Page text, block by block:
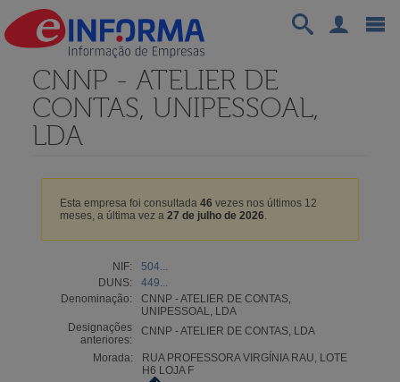
CNNP - ATELIER DE
CONTAS, UNIPESSOAL,
LDA
Esta empresa foi consultada 46 vezes nos últimos 12
meses, a última vez a 27 de julho de 2026.
NIF:
504...
DUNS:
449...
Denominação:
CNNP - ATELIER DE CONTAS,
UNIPESSOAL, LDA
Designações
anteriores:
CNNP - ATELIER DE CONTAS, LDA
Morada:
RUA PROFESSORA VIRGÍNIA RAU, LOTE
H6 LOJA F